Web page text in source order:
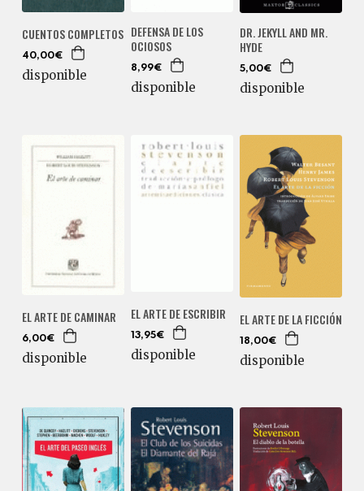
CUENTOS COMPLETOS
40,00€
disponible
DEFENSA DE LOS
OCIOSOS
8,99€
disponible
DR. JEKYLL AND MR.
HYDE
5,00€
disponible
EL ARTE DE CAMINAR
6,00€
disponible
EL ARTE DE ESCRIBIR
13,95€
disponible
EL ARTE DE LA FICCIÓN
18,00€
disponible